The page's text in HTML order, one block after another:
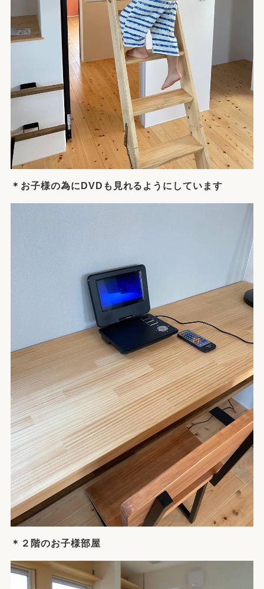
＊お子様の為にDVDも見れるようにしています
＊２階のお子様部屋